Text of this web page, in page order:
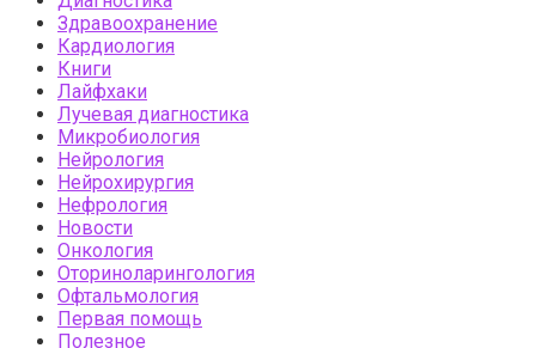
Здравоохранение
Кардиология
Книги
Лайфхаки
Лучевая диагностика
Микробиология
Нейрология
Нейрохирургия
Нефрология
Новости
Онкология
Оториноларингология
Офтальмология
Первая помощь
Полезное